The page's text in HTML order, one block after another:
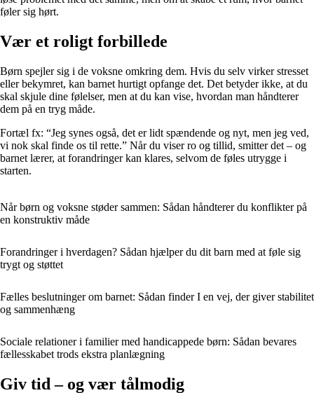
føler sig hørt.
Vær et roligt forbillede
Børn spejler sig i de voksne omkring dem. Hvis du selv virker stresset
eller bekymret, kan barnet hurtigt opfange det. Det betyder ikke, at du
skal skjule dine følelser, men at du kan vise, hvordan man håndterer
dem på en tryg måde.
Fortæl fx: “Jeg synes også, det er lidt spændende og nyt, men jeg ved,
vi nok skal finde os til rette.” Når du viser ro og tillid, smitter det – og
barnet lærer, at forandringer kan klares, selvom de føles utrygge i
starten.
Når børn og voksne støder sammen: Sådan håndterer du konflikter på
en konstruktiv måde
Forandringer i hverdagen? Sådan hjælper du dit barn med at føle sig
trygt og støttet
Fælles beslutninger om barnet: Sådan finder I en vej, der giver stabilitet
og sammenhæng
Sociale relationer i familier med handicappede børn: Sådan bevares
fællesskabet trods ekstra planlægning
Giv tid – og vær tålmodig